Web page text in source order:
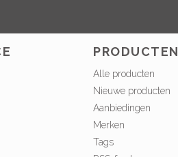
PRODUCTEN
Alle producten
Nieuwe producten
Aanbiedingen
Merken
Tags